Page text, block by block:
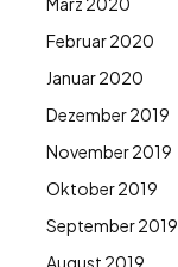
Februar 2020
Januar 2020
Dezember 2019
November 2019
Oktober 2019
September 2019
August 2019